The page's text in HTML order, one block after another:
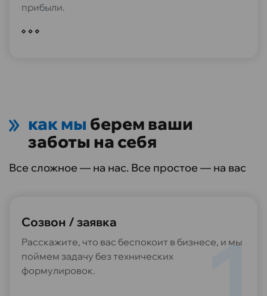
прибыли.
как мы берем ваши
заботы на себя
Все сложное — на нас. Все простое — на вас
Созвон / заявка
Расскажите, что вас беспокоит в бизнесе, и мы
поймем задачу без технических
формулировок.